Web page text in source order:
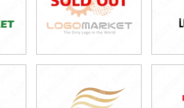
59,800円
(税込65,780円)